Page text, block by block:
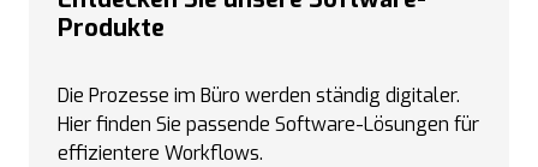
Produkte
Die Prozesse im Büro werden ständig digitaler.
Hier finden Sie passende Software-Lösungen für
effizientere Workflows.